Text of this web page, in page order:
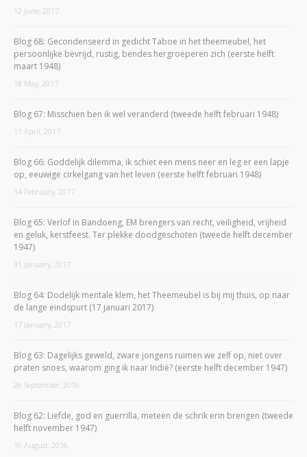
12 June, 2017
Blog 68: Gecondenseerd in gedicht Taboe in het theemeubel, het
persoonlijke bevrijd, rustig, bendes hergroeperen zich (eerste helft
maart 1948)
18 May, 2017
Blog 67: Misschien ben ik wel veranderd (tweede helft februari 1948)
11 April, 2017
Blog 66: Goddelijk dilemma, ik schiet een mens neer en leg er een lapje
op, eeuwige cirkelgang van het leven (eerste helft februari 1948)
14 February, 2017
Blog 65: Verlof in Bandoeng, EM brengers van recht, veiligheid, vrijheid
en geluk, kerstfeest. Ter plekke doodgeschoten (tweede helft december
1947)
31 January, 2017
Blog 64: Dodelijk mentale klem, het Theemeubel is bij mij thuis, op naar
de lange eindspurt (17 januari 2017)
17 January, 2017
Blog 63: Dagelijks geweld, zware jongens ruimen we zelf op, niet over
praten snoes, waarom ging ik naar Indië? (eerste helft december 1947)
26 September, 2016
Blog 62: Liefde, god en guerrilla, meteen de schrik erin brengen (tweede
helft november 1947)
10 August, 2016